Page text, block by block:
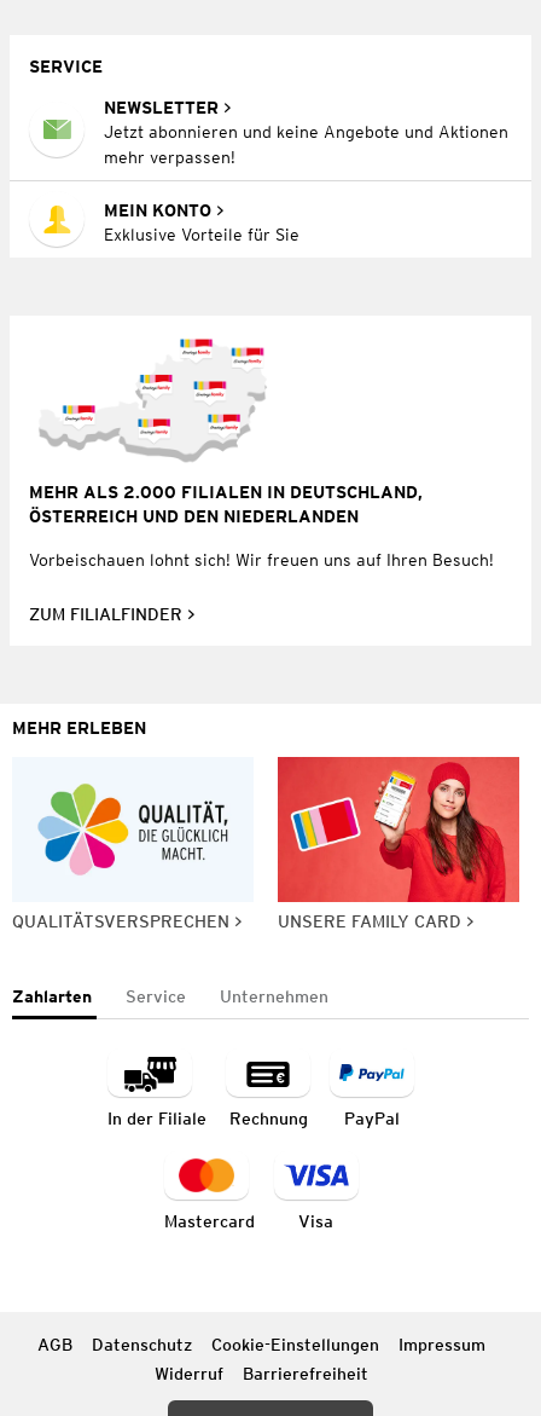
SERVICE
NEWSLETTER
Jetzt abonnieren und keine Angebote und Aktionen
mehr verpassen!
MEIN KONTO
Exklusive Vorteile für Sie
MEHR ALS 2.000 FILIALEN IN DEUTSCHLAND,
ÖSTERREICH UND DEN NIEDERLANDEN
Vorbeischauen lohnt sich! Wir freuen uns auf Ihren Besuch!
ZUM FILIALFINDER
MEHR ERLEBEN
QUALITÄTSVERSPRECHEN UNSERE FAMILY CARD
Zahlarten Service Unternehmen
In der Filiale Rechnung PayPal
Mastercard Visa
AGB Datenschutz Cookie-Einstellungen
Impressum
Widerruf
Barrierefreiheit